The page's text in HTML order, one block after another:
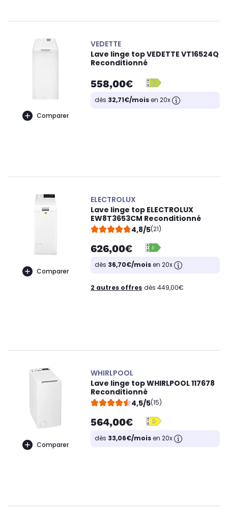
Comparer
VEDETTE
Lave linge top VEDETTE VT16524Q
Reconditionné
558,00€
dès 32,71€/moisen 20x
Comparer
ELECTROLUX
Lave linge top ELECTROLUX
EW8T3653CM Reconditionné
4,8/5(21)
626,00€
dès 36,70€/moisen 20x
2 autres offres dès 449,00€
Comparer
WHIRLPOOL
Lave linge top WHIRLPOOL 117678
Reconditionné
4,5/5(15)
564,00€
dès 33,06€/moisen 20x